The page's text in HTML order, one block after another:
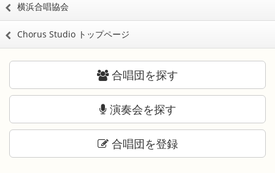
横浜合唱協会
Chorus Studio トップページ
合唱団を探す
演奏会を探す
合唱団を登録